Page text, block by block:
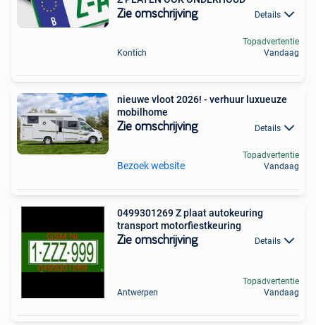
Zie omschrijving Details
Kontich
Topadvertentie
Vandaag
nieuwe vloot 2026! - verhuur luxueuze
mobilhome
Zie omschrijving Details
Bezoek website
Topadvertentie
Vandaag
0499301269 Z plaat autokeuring
transport motorfiestkeuring
Zie omschrijving Details
Antwerpen
Topadvertentie
Vandaag